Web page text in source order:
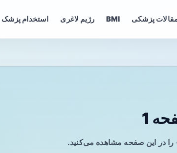
پزشکی BMI رژیم لاغری استخدام پزشک
1
در این صفحه مشاهده می‌کنید.